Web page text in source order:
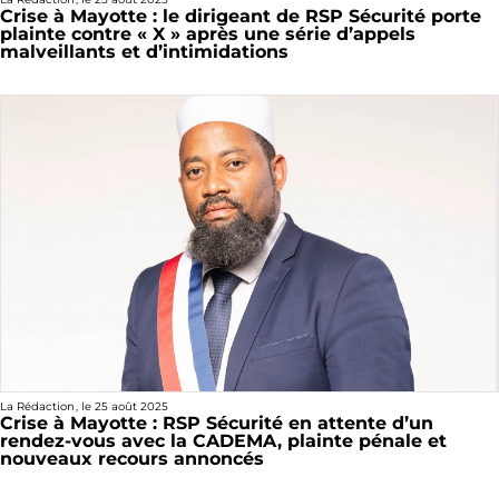
Crise à Mayotte : le dirigeant de RSP Sécurité porte
plainte contre « X » après une série d’appels
malveillants et d’intimidations
La Rédaction, le 25 août 2025
Crise à Mayotte : RSP Sécurité en attente d’un
rendez-vous avec la CADEMA, plainte pénale et
nouveaux recours annoncés